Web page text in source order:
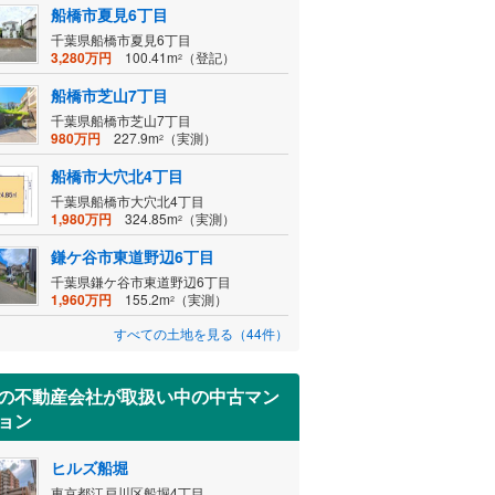
船橋市夏見6丁目
千葉県船橋市夏見6丁目
3,280万円 100.41m2 （登記）
船橋市芝山7丁目
千葉県船橋市芝山7丁目
980万円 227.9m2 （実測）
船橋市大穴北4丁目
千葉県船橋市大穴北4丁目
1,980万円 324.85m2 （実測）
鎌ケ谷市東道野辺6丁目
千葉県鎌ケ谷市東道野辺6丁目
1,960万円 155.2m2
（実測）
すべての土地を見る（44件）
不動産会社が取扱い中の中古マン
ン
ヒルズ船堀